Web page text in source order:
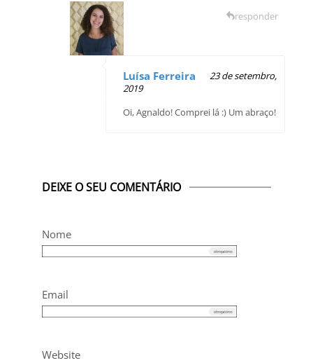
Luísa Ferreira
23 de setembro,
2019
Oi, Agnaldo! Comprei lá :) Um abraço!
responder
DEIXE O SEU COMENTÁRIO
Nome
Email
Website